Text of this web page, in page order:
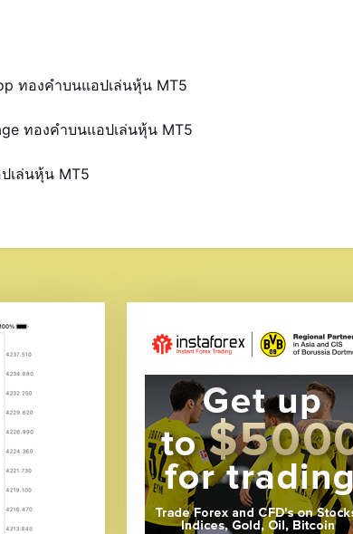
ทองคำบนแอปเล่นหุ้น MT5
ทองคำบนแอปเล่นหุ้น MT5
เล่นหุ้น MT5